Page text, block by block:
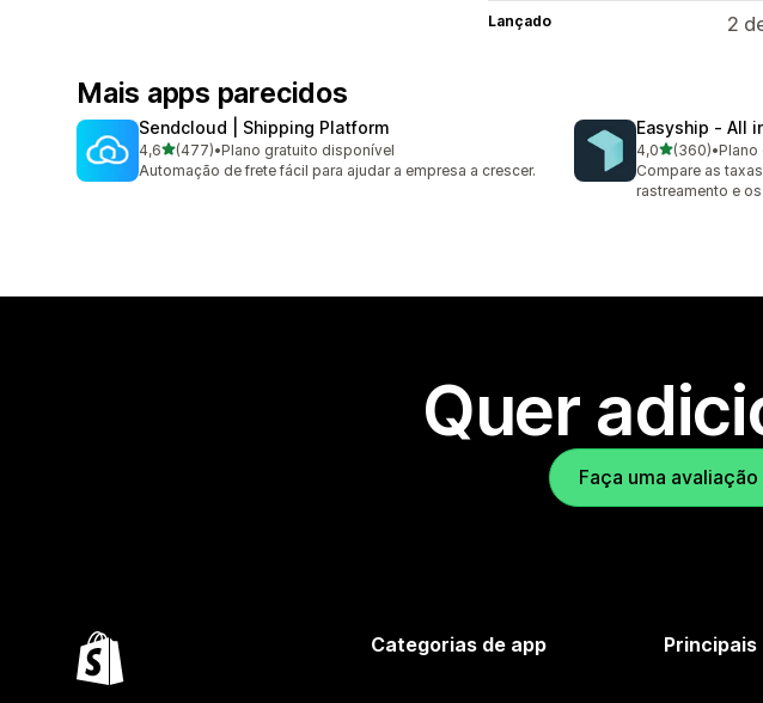
Lançado 2
Mais apps parecidos
Sendcloud | Shipping Platform
4,6de 5 estrelas
(477)
477 avaliações ao todo
•Plano gratuito disponível
Automação de frete fácil para ajudar a empresa a crescer.
Easyship ‑ All
4,0de 5 estrelas
(360)
360 avaliações
•Plano
Compare as
rastreamento e
Quer
Faça uma
Categorias de app